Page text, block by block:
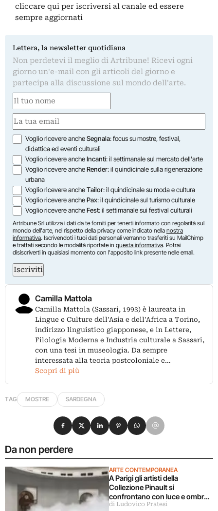
cliccare qui per iscriversi al canale ed essere
sempre aggiornati
Lettera, la newsletter quotidiana
Non perdetevi il meglio di Artribune! Ricevi ogni
giorno un'e-mail con gli articoli del giorno e
partecipa alla discussione sul mondo dell'arte.
Nome (Obbligatorio)
Email(Obbligatorio)
Opzioni
Voglio ricevere ancheSegnala: focus su mostre, festival,
didattica ed eventi culturali
Voglio ricevere ancheIncanti: il settimanale sul mercato dell'arte
Voglio ricevere ancheRender: il quindicinale sulla rigenerazione
urbana
Voglio ricevere ancheTailor: il quindicinale su moda e cultura
Voglio ricevere anchePax: il quindicinale sul turismo culturale
Voglio ricevere ancheFest: il settimanale sui festival culturali
Artribune Srl utilizza i dati da te forniti per tenerti informato con regolarità sul
mondo dell'arte, nel rispetto della privacy come indicato nella nostra
informativa. Iscrivendoti i tuoi dati personali verranno trasferiti su MailChimp
e trattati secondo le modalità riportate in questa informativa. Potrai
disiscriverti in qualsiasi momento con l'apposito link presente nelle email.
Iscriviti
Camilla Mattola
Camilla Mattola (Sassari, 1993) è laureata in
Lingue e Culture dell'Asia e dell'Africa a Torino,
indirizzo linguistico giapponese, e in Lettere,
Filologia Moderna e Industria culturale a Sassari,
con una tesi in museologia. Da sempre
interessata alla teoria postcoloniale e…
Scopri di più
TAG MOSTRE SARDEGNA
Da non perdere
ARTE CONTEMPORANEA
A Parigi gli artisti della
Collezione Pinault si
confrontano con luce e ombra
in una grande mostra
di Ludovico Pratesi
Condividi su Facebook
Condividi su X
Condividi su LinkedIn
Condividi su Pinterest
Condividi su WhatsApp
Condividi su Email